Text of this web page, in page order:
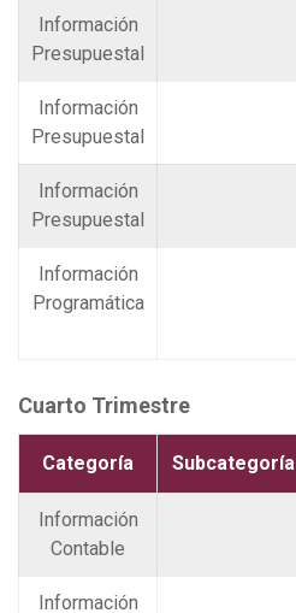
Información
Presupuestal
Información
Presupuestal
Información
Presupuestal
Información
Programática
Cuarto Trimestre
Categoría Subcategoría
Información
Contable
Información